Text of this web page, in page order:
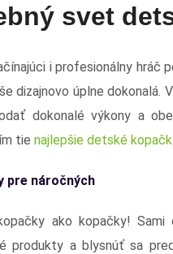
svet
i profesionálny hráč
dizajnovo úplne dokonalá.
dokonalé výkony a
tie najlepšie detské
pre náročných
ako kopačky!
produkty a blysnúť sa